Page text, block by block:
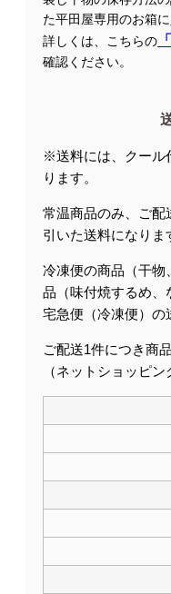
た平田屋専用のお箱
詳しくは、こちらの
確認ください。
※送料には、クール
ります。
常温商品のみ、ご配
引いた送料になりま
冷凍便の商品（干物
品（味付焼するめ、
宅急便（冷凍便）の
ご配送1件につき商
（ネットショッピ